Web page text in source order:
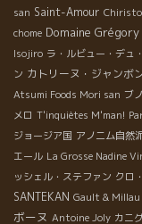
san Saint-Amour
chome Domaine Grégory
Isojiro ラ・ルビュー・デュ
ン カトリーヌ・ジャンボ
Atsumi Foods Mori san ブ
メロ T'inquiètes M'man!
ジョージア国 アノニム自然
エール La Grosse Nadine
ッシェル・ステファン クロ
SANTEKAN Gault & Millau
ボーヌ Antoine Joly カニ